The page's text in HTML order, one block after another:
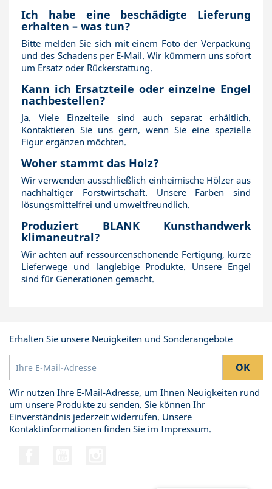
Ich habe eine beschädigte Lieferung
erhalten – was tun?
Bitte melden Sie sich mit einem Foto der Verpackung
und des Schadens per E-Mail. Wir kümmern uns sofort
um Ersatz oder Rückerstattung.
Kann ich Ersatzteile oder einzelne Engel
nachbestellen?
Ja. Viele Einzelteile sind auch separat erhältlich.
Kontaktieren Sie uns gern, wenn Sie eine spezielle
Figur ergänzen möchten.
Woher stammt das Holz?
Wir verwenden ausschließlich einheimische Hölzer aus
nachhaltiger Forstwirtschaft. Unsere Farben sind
lösungsmittelfrei und umweltfreundlich.
Produziert BLANK Kunsthandwerk
klimaneutral?
Wir achten auf ressourcenschonende Fertigung, kurze
Lieferwege und langlebige Produkte. Unsere Engel
sind für Generationen gemacht.
Erhalten Sie unsere Neuigkeiten und Sonderangebote
Wir nutzen Ihre E-Mail-Adresse, um Ihnen Neuigkeiten rund
um unsere Produkte zu senden. Sie können Ihr
Einverständnis jederzeit widerrufen. Unsere
Kontaktinformationen finden Sie im Impressum.